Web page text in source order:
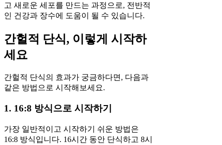
고 새로운 세포를 만드는 과정으로, 전반적
인 건강과 장수에 도움이 될 수 있습니다.
간헐적 단식, 이렇게 시작하
세요
간헐적 단식의 효과가 궁금하다면, 다음과
같은 방법으로 시작해보세요.
1. 16:8 방식으로 시작하기
가장 일반적이고 시작하기 쉬운 방법은
16:8 방식입니다. 16시간 동안 단식하고 8시